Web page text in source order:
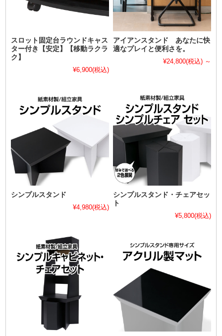
スロット固定台ラウンドキャス
ター付き【安定】【移動ラクラ
ク】
¥6,900(税込)
アイアンスタンド あなたに快
適なプレイと便利さを。
¥24,800(税込) ～
シンプルスタンド
¥4,980(税込)
シンプルスタンド・チェアセッ
ト
¥5,800(税込)